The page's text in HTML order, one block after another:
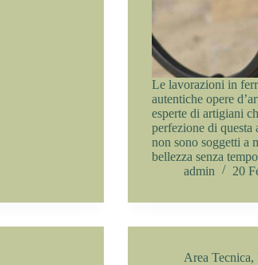
Le lavorazioni in
autentiche opere
esperte di artigiani
perfezione di questa
non sono soggetti a
bellezza senza
admin
20
Area Tecnica,